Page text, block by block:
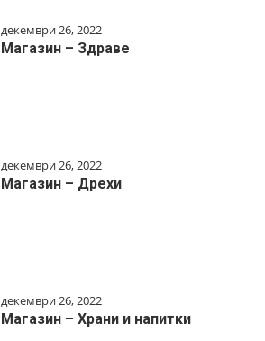
декември 26, 2022
Магазин – Здраве
декември 26, 2022
Магазин – Дрехи
декември 26, 2022
Магазин – Храни и напитки